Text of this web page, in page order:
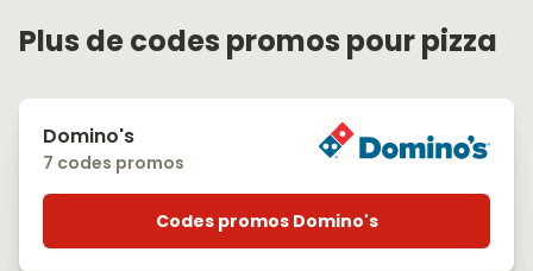
Plus de codes promos pour pizza
Domino's
7 codes promos
Codes promos Domino's